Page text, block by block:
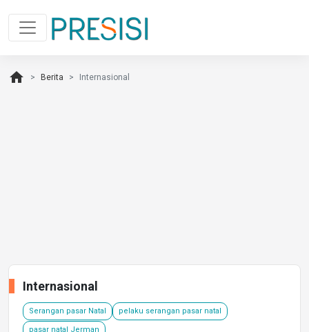
home Berita Internasional
Internasional
Serangan pasar Natal pelaku serangan pasar natal
pasar natal Jerman